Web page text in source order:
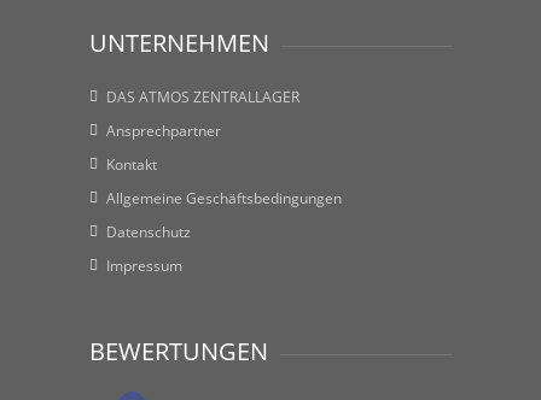
UNTERNEHMEN
DAS ATMOS ZENTRALLAGER
Ansprechpartner
Kontakt
Allgemeine Geschäftsbedingungen
Datenschutz
Impressum
BEWERTUNGEN